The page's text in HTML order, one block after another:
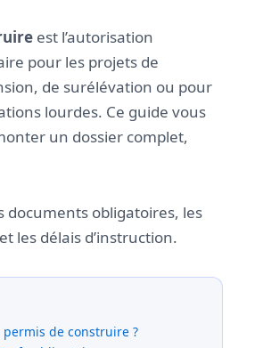
est l’autorisation
pour les projets de
de surélévation ou pour
lourdes. Ce guide vous
un dossier complet,
documents obligatoires, les
les délais d’instruction.
de construire ?